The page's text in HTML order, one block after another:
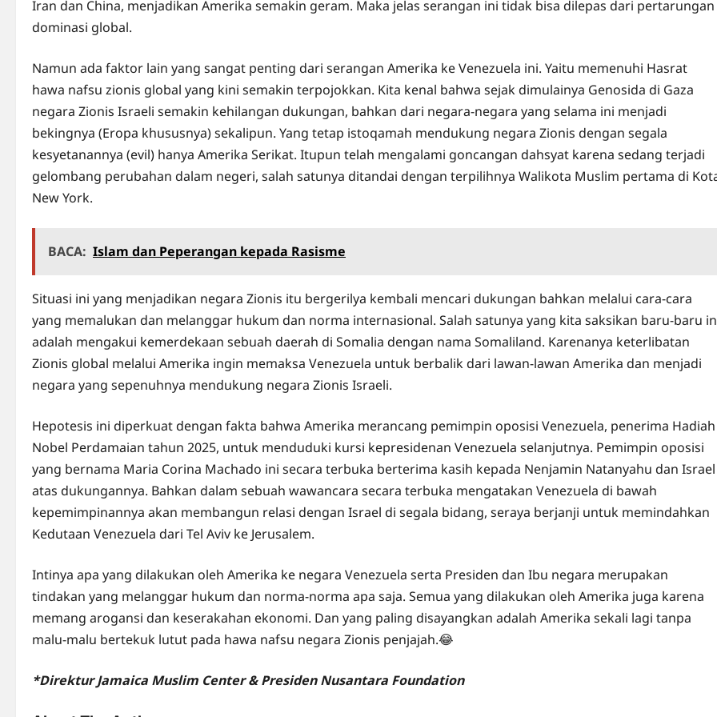
Iran dan China, menjadikan Amerika semakin geram. Maka jelas serangan ini tidak bisa dilepas dari pertarungan
dominasi global.
Namun ada faktor lain yang sangat penting dari serangan Amerika ke Venezuela ini. Yaitu memenuhi Hasrat
hawa nafsu zionis global yang kini semakin terpojokkan. Kita kenal bahwa sejak dimulainya Genosida di Gaza
negara Zionis Israeli semakin kehilangan dukungan, bahkan dari negara-negara yang selama ini menjadi
bekingnya (Eropa khususnya) sekalipun. Yang tetap istoqamah mendukung negara Zionis dengan segala
kesyetanannya (evil) hanya Amerika Serikat. Itupun telah mengalami goncangan dahsyat karena sedang terjadi
gelombang perubahan dalam negeri, salah satunya ditandai dengan terpilihnya Walikota Muslim pertama di
New York.
BACA: Islam dan Peperangan kepada Rasisme
Situasi ini yang menjadikan negara Zionis itu bergerilya kembali mencari dukungan bahkan melalui cara-cara
yang memalukan dan melanggar hukum dan norma internasional. Salah satunya yang kita saksikan baru-baru
adalah mengakui kemerdekaan sebuah daerah di Somalia dengan nama Somaliland. Karenanya keterlibatan
Zionis global melalui Amerika ingin memaksa Venezuela untuk berbalik dari lawan-lawan Amerika dan menjadi
negara yang sepenuhnya mendukung negara Zionis Israeli.
Hepotesis ini diperkuat dengan fakta bahwa Amerika merancang pemimpin oposisi Venezuela, penerima Hadiah
Nobel Perdamaian tahun 2025, untuk menduduki kursi kepresidenan Venezuela selanjutnya. Pemimpin oposisi
yang bernama Maria Corina Machado ini secara terbuka berterima kasih kepada Nenjamin Natanyahu dan Israel
atas dukungannya. Bahkan dalam sebuah wawancara secara terbuka mengatakan Venezuela di bawah
kepemimpinannya akan membangun relasi dengan Israel di segala bidang, seraya berjanji untuk memindahkan
Kedutaan Venezuela dari Tel Aviv ke Jerusalem.
Intinya apa yang dilakukan oleh Amerika ke negara Venezuela serta Presiden dan Ibu negara merupakan
tindakan yang melanggar hukum dan norma-norma apa saja. Semua yang dilakukan oleh Amerika juga karena
memang arogansi dan keserakahan ekonomi. Dan yang paling disayangkan adalah Amerika sekali lagi tanpa
malu-malu bertekuk lutut pada hawa nafsu negara Zionis penjajah.😂
*Direktur Jamaica Muslim Center & Presiden Nusantara Foundation